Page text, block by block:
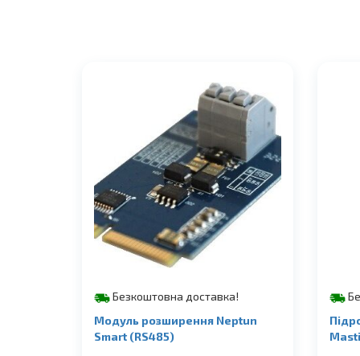
Безкоштовна доставка!
Модуль розширення Neptun
Smart (RS485)